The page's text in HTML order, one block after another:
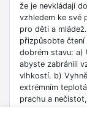
že je nevkládají
vzhledem ke své
pro děti a
přizpůsobte
dobrém stavu: a)
abyste zabránili
vlhkostí. b)
extrémním
prachu a